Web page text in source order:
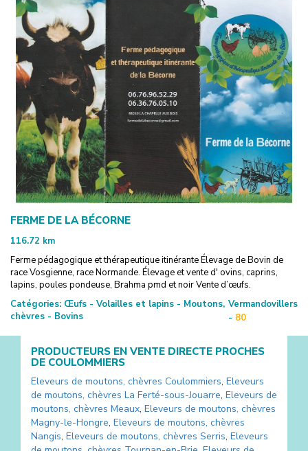
FERME DE LA BÉCORNE
116.72 km
Ferme pédagogique et thérapeutique itinérante Élevage de Bovin de
race Vosgienne, race Normande. Élevage et vente d' ovins, caprins,
lapins, poules pondeuse, Brahma pmd et noir Vente d’œufs.
Catégories: Œufs - Volailles et lapins - Moutons,
chèvres - Bovins
Vermandovillers
- 80
PRODUCTEURS EN VENTE DIRECTE PROCHES
DE COULOMMIERS
Eleveurs de moutons, chèvres Coulommiers, Eleveurs
de moutons, chèvres La Ferté-sous-Jouarre, Eleveurs de
moutons, chèvres Meaux, Eleveurs de moutons, chèvres
Magny-le-Hongre, Eleveurs de moutons, chèvres
Nangis, Eleveurs de moutons, chèvres Serris, Eleveurs